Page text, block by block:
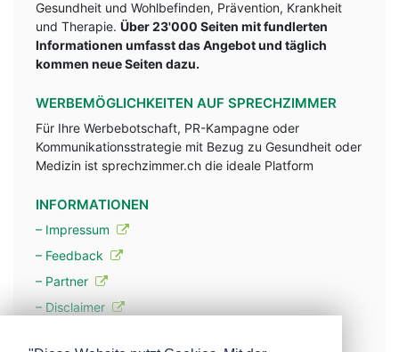
Gesundheit und Wohlbefinden, Prävention, Krankheit
und Therapie. Über 23'000 Seiten mit fundlerten
Informationen umfasst das Angebot und täglich
kommen neue Seiten dazu.
WERBEMÖGLICHKEITEN AUF SPRECHZIMMER
Für Ihre Werbebotschaft, PR-Kampagne oder
Kommunikationsstrategie mit Bezug zu Gesundheit oder
Medizin ist sprechzimmer.ch die ideale Platform
INFORMATIONEN
– Impressum
– Feedback
– Partner
– Disclaimer